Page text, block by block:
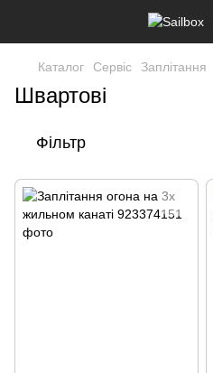
Каталог Сервіс Заплітання
Швартові
Фільтр